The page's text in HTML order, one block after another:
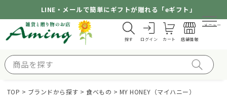
LINE・メールで簡単にギフトが贈れる「eギフト」
探す ログイン カート 店舗情報
メニュー
TOP ブランドから探す 食べもの MY HONEY（マイハニー）